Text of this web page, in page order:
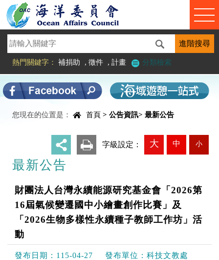
進入內容區塊
熱門關鍵字： 補捐助 , 徵件 , 計畫 分類檢索
您現在的位置是： 首頁 > 公告資訊> 最新公告
字級設定： 大 中 小
最新公告
財團法人台灣永續能源研究基金會「2026第
16屆氣候變遷國中小繪畫創作比賽」及
「2026生物多樣性永續種子教師工作坊」活
動
發布日期： 115-04-27 發布單位： 科技文教處